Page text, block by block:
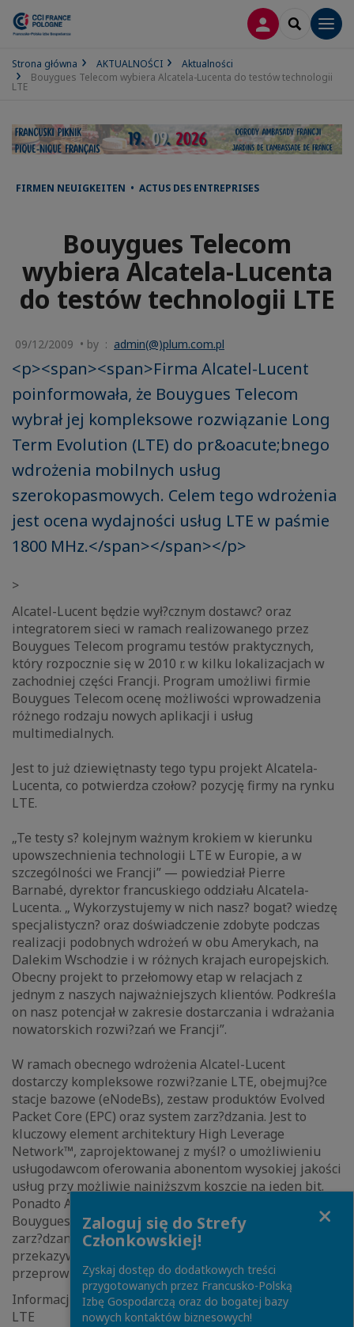
LOGOWANIE
SEARCH
Strona główna AKTUALNOŚCI
Aktualności
Bouygues Telecom wybiera Alcatela-Lucenta do testów technologii
LTE
FIRMEN NEUIGKEITEN • ACTUS DES ENTREPRISES
Bouygues Telecom
wybiera Alcatela-Lucenta
do testów technologii LTE
09/12/2009 • by : admin(@)plum.com.pl
<p><span><span>Firma Alcatel-Lucent
poinformowała, że Bouygues Telecom
wybrał jej kompleksowe rozwiązanie Long
Term Evolution (LTE) do pr&oacute;bnego
wdrożenia mobilnych usług
szerokopasmowych. Celem tego wdrożenia
jest ocena wydajności usług LTE w paśmie
1800 MHz.</span></span></p>
>
Alcatel-Lucent będzie wył?cznym dostawc? oraz
integratorem sieci w ramach realizowanego przez
Bouygues Telecom programu testów praktycznych,
który rozpocznie się w 2010 r. w kilku lokalizacjach w
zachodniej części Francji. Program umożliwi firmie
Bouygues Telecom ocenę możliwości wprowadzenia
różnego rodzaju nowych aplikacji i usług
multimedialnych.
Jest to już dziewiętnasty tego typu projekt Alcatela-
Lucenta, co potwierdza czołow? pozycję firmy na rynku
LTE.
„Te testy s? kolejnym ważnym krokiem w kierunku
upowszechnienia technologii LTE w Europie, a w
szczególności we Francji” — powiedział Pierre
Barnabé, dyrektor francuskiego oddziału Alcatela-
Lucenta. „ Wykorzystujemy w nich nasz? bogat? wiedzę
specjalistyczn? oraz doświadczenie zdobyte podczas
realizacji podobnych wdrożeń w obu Amerykach, na
Dalekim Wschodzie i w różnych krajach europejskich.
Obecny projekt to przełomowy etap w relacjach z
jednym z naszych najważniejszych klientów. Podkreśla
on nasz potencjał w zakresie dostarczania i wdrażania
nowatorskich rozwi?zań we Francji”.
W ramach obecnego wdrożenia Alcatel-Lucent
dostarczy kompleksowe rozwi?zanie LTE, obejmuj?ce
stacje bazowe (eNodeBs), zestaw produktów Evolved
Packet Core (EPC) oraz system zarz?dzania. Jest to
kluczowy element architektury High Leverage
Network™, zaprojektowanej z myśl? o umożliwieniu
usługodawcom oferowania abonentom wysokiej jakości
usług przy możliwie najniższym koszcie na jeden bit.
Ponadto Alcatel-Lucent będzie świadczyć na rzecz
Bouygues Telecom specjalistyczne usługi w zakresie
zarz?dzania projektami, planowania, instalacji,
przekazywania do eksploatacji, integracji oraz
przeprowadzania testów.
Informacje o firmieAlcatel-Lucentoraz technologii
LTE
Zaloguj się do Strefy
Członkowskiej!
Zyskaj dostęp do dodatkowych treści
przygotowanych przez Francusko-Polską
Izbę Gospodarczą oraz do bogatej bazy
nowych kontaktów biznesowych!